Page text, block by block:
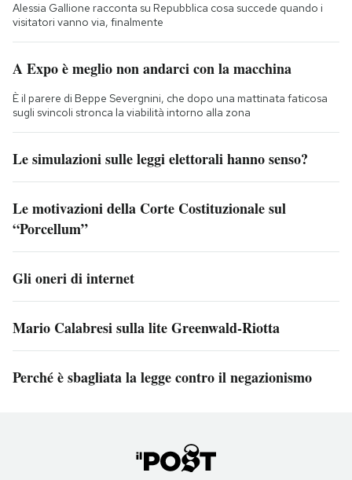
Alessia Gallione racconta su Repubblica cosa succede quando i
visitatori vanno via, finalmente
A Expo è meglio non andarci con la macchina
È il parere di Beppe Severgnini, che dopo una mattinata faticosa
sugli svincoli stronca la viabilità intorno alla zona
Le simulazioni sulle leggi elettorali hanno senso?
Le motivazioni della Corte Costituzionale sul
“Porcellum”
Gli oneri di internet
Mario Calabresi sulla lite Greenwald-Riotta
Perché è sbagliata la legge contro il negazionismo